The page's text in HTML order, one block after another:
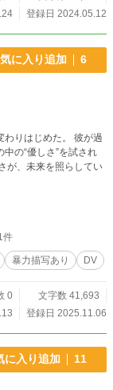
登録日 2024.05.12
に入り追加 6
わりはじめた。 彼が過
の“優しさ”を試され
が、未来を照らしてい
件
暴力描写あり DV
0
文字数 41,693
登録日 2025.11.06
に入り追加 11